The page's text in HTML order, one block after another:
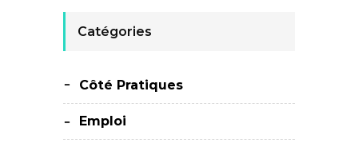
Catégories
Côté Pratiques
Emploi